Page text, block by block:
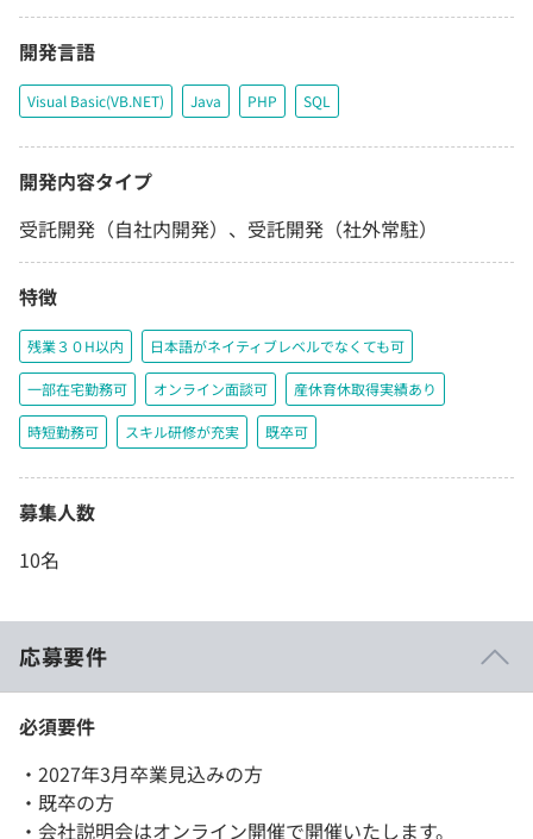
開発言語
Visual Basic(VB.NET) Java PHP SQL
開発内容タイプ
受託開発（自社内開発）、受託開発（社外常駐）
特徴
残業３０H以内 日本語がネイティブレベルでなくても可
一部在宅勤務可 オンライン面談可 産休育休取得実績あり
時短勤務可 スキル研修が充実 既卒可
募集人数
10名
応募要件
必須要件
・2027年3月卒業見込みの方
・既卒の方
・会社説明会はオンライン開催で開催いたします。